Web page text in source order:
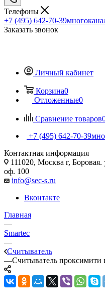
Телефоны
+7 (495) 642-70-39
Заказать звонок
Личный кабинет
Корзина0
Отложенные0
Сравнение товаров
+7 (495) 642-70-39
Контактная информация
111020, Москва г,
оф. 100
info@sec-s.ru
Вконтакте
Главная
—
Smartec
—
Считыватель
—Считыватель проксимити